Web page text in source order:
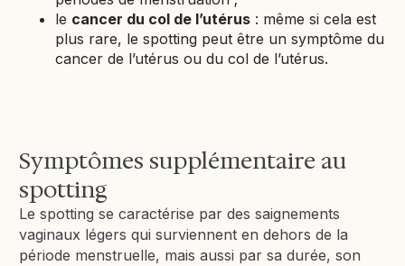
le cancer du col de l’utérus : même si cela est
plus rare, le spotting peut être un symptôme du
cancer de l’utérus ou du col de l’utérus.
Symptômes supplémentaire au
spotting
Le spotting se caractérise par des saignements
vaginaux légers qui surviennent en dehors de la
période menstruelle, mais aussi par sa durée, son